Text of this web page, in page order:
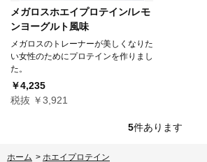
メガロスホエイプロテイン/レモ
ンヨーグルト風味
メガロスのトレーナーが美しくなりた
い女性のためにプロテインを作りまし
た。
￥4,235
税抜 ￥3,921
5件あります
ホーム > ホエイプロテイン